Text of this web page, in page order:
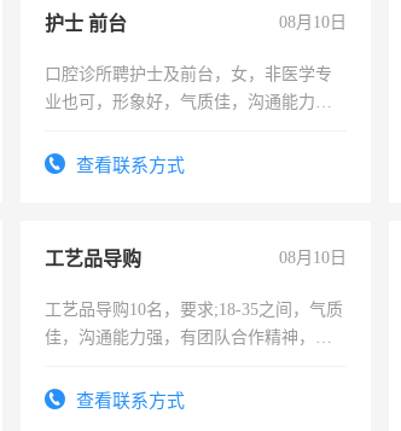
护士 前台 08月10日
口腔诊所聘护士及前台，女，非医学专
业也可，形象好，气质佳，沟通能力
查看联系方式
工艺品导购 08月10日
工艺品导购10名，要求;18-35之间，气质
佳，沟通能力强，有团队合作精神，有
查看联系方式